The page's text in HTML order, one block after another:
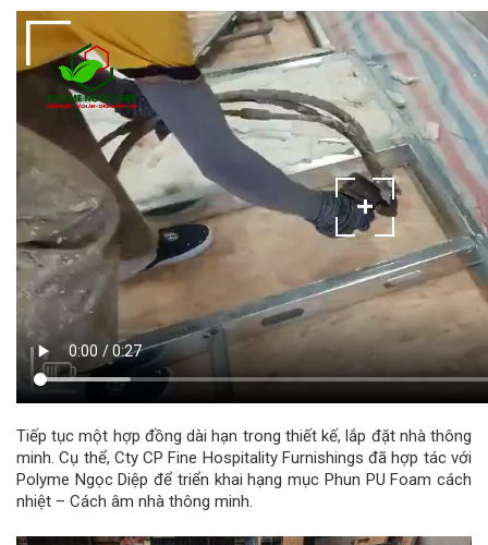
Tiếp tục một hợp đồng dài hạn trong thiết kế, lắp đặt nhà thông
minh. Cụ thể, Cty CP Fine Hospitality Furnishings đã hợp tác với
Polyme Ngọc Diệp để triển khai hạng mục Phun PU Foam cách
nhiệt – Cách âm nhà thông minh.